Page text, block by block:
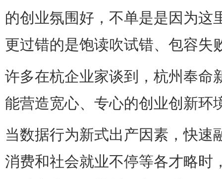
的创业氛围好，不单是是因为这
更过错的是饱读吹试错、包容失
许多在杭企业家谈到，杭州奉命
能营造宽心、专心的创业创新环
当数据行为新式出产因素，快速
消费和社会就业不停等各才略时